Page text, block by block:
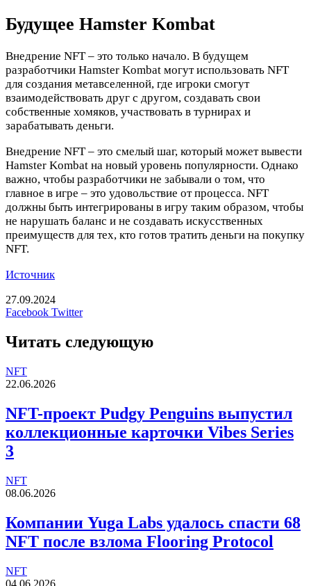
Будущее Hamster Kombat
Внедрение NFT – это только начало. В будущем
разработчики Hamster Kombat могут использовать NFT
для создания метавселенной, где игроки смогут
взаимодействовать друг с другом, создавать свои
собственные хомяков, участвовать в турнирах и
зарабатывать деньги.
Внедрение NFT – это смелый шаг, который может вывести
Hamster Kombat на новый уровень популярности. Однако
важно, чтобы разработчики не забывали о том, что
главное в игре – это удовольствие от процесса. NFT
должны быть интегрированы в игру таким образом, чтобы
не нарушать баланс и не создавать искусственных
преимуществ для тех, кто готов тратить деньги на покупку
NFT.
Источник
27.09.2024
Facebook TwitterLinkedIn
Tumblr
Reddit
Вконтакте
Одноклассники
Skype
Messenger
Messenger
WhatsApp
Telegram
Viber
Line
Печатать
Читать следующую
NFT
22.06.2026
NFT-проект Pudgy Penguins выпустил
коллекционные карточки Vibes Series
3
NFT
08.06.2026
Компании Yuga Labs удалось спасти 68
NFT после взлома Flooring Protocol
NFT
04.06.2026